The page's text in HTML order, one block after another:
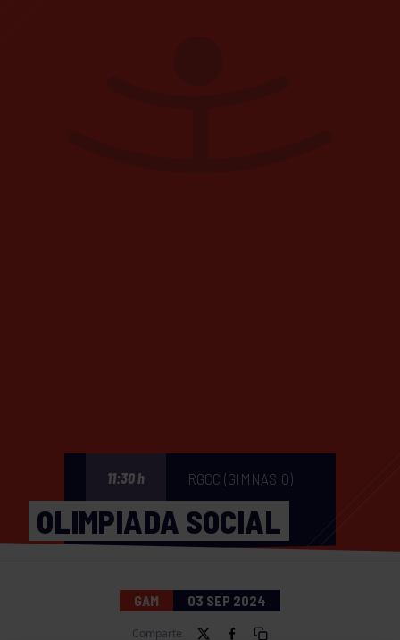
11:30 h RGCC (GIMNASIO)
OLIMPIADA SOCIAL
GAM 03 SEP 2024
Comparte